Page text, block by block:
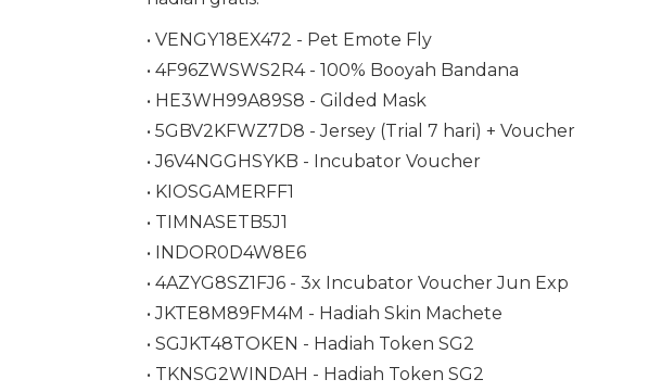
• VENGY18EX472 - Pet Emote Fly
• 4F96ZWSWS2R4 - 100% Booyah Bandana
• HE3WH99A89S8 - Gilded Mask
• 5GBV2KFWZ7D8 - Jersey (Trial 7 hari) + Voucher
• J6V4NGGHSYKB - Incubator Voucher
• KIOSGAMERFF1
• TIMNASETB5J1
• INDOR0D4W8E6
• 4AZYG8SZ1FJ6 - 3x Incubator Voucher Jun Exp
• JKTE8M89FM4M - Hadiah Skin Machete
• SGJKT48TOKEN - Hadiah Token SG2
• TKNSG2WINDAH - Hadiah Token SG2